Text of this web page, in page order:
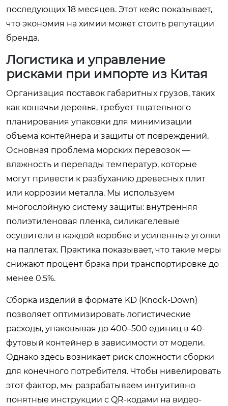
последующих 18 месяцев. Этот кейс показывает,
что экономия на химии может стоить репутации
бренда.
Логистика и управление
рисками при импорте из Китая
Организация поставок габаритных грузов, таких
как кошачьи деревья, требует тщательного
планирования упаковки для минимизации
объема контейнера и защиты от повреждений.
Основная проблема морских перевозок —
влажность и перепады температур, которые
могут привести к разбуханию древесных плит
или коррозии металла. Мы используем
многослойную систему защиты: внутренняя
полиэтиленовая пленка, силикагелевые
осушители в каждой коробке и усиленные уголки
на паллетах. Практика показывает, что такие меры
снижают процент брака при транспортировке до
менее 0.5%.
Сборка изделий в формате KD (Knock-Down)
позволяет оптимизировать логистические
расходы, упаковывая до 400–500 единиц в 40-
футовый контейнер в зависимости от модели.
Однако здесь возникает риск сложности сборки
для конечного потребителя. Чтобы нивелировать
этот фактор, мы разрабатываем интуитивно
понятные инструкции с QR-кодами на видео-